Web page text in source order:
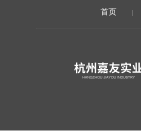
首页